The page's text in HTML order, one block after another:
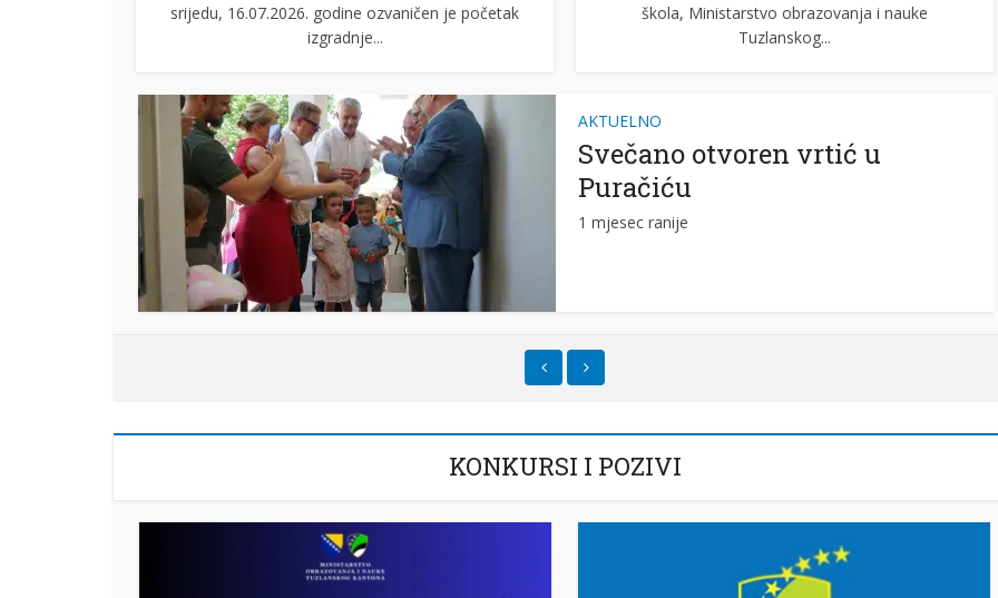
srijedu, 16.07.2026. godine ozvaničen je početak
izgradnje...
škola, Ministarstvo obrazovanja i nauke
Tuzlanskog...
AKTUELNO
Svečano otvoren vrtić u
Puračiću
1 mjesec ranije
KONKURSI I POZIVI